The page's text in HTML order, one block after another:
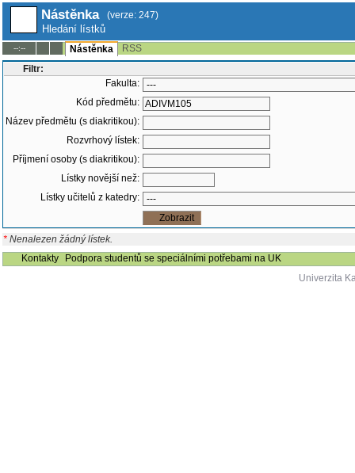
Nástěnka (verze: 247)
Hledání lístků
--:-- Nástěnka
RSS
Filtr:
Fakulta:
Kód předmětu:
Název předmětu (s diakritikou):
Rozvrhový lístek:
Příjmení osoby (s diakritikou):
Lístky novější než:
Lístky učitelů z katedry:
* Nenalezen žádný lístek.
Kontakty
Podpora studentů se speciálními potřebami na UK
Univerzita